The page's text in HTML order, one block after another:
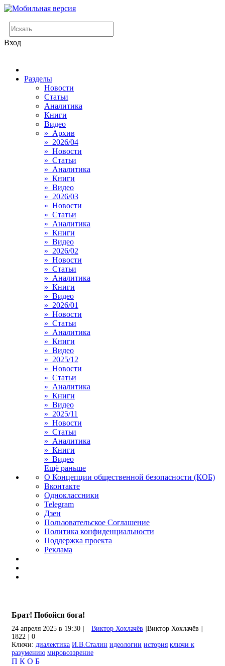
Вход
Разделы
Новости
Статьи
Аналитика
Книги
Видео
» Архив
» 2026/04
» Новости
» Статьи
» Аналитика
» Книги
» Видео
» 2026/03
» Новости
» Статьи
» Аналитика
» Книги
» Видео
» 2026/02
» Новости
» Статьи
» Аналитика
» Книги
» Видео
» 2026/01
» Новости
» Статьи
» Аналитика
» Книги
» Видео
» 2025/12
» Новости
» Статьи
» Аналитика
» Книги
» Видео
» 2025/11
» Новости
» Статьи
» Аналитика
» Книги
» Видео
Ещё раньше
О Концепции общественной безопасности (КОБ)
Вконтакте
Одноклассники
Telegram
Дзен
Пользовательское Соглашение
Политика конфиденциальности
Поддержка проекта
Реклама
Брат! Побойся бога!
24 апреля 2025 в 19:30 Виктор Хохлачёв Виктор Хохлачёв
1822
0
Ключи: диалектика И.В.Сталин идеологии история ключи к
разумению мировоззрение
П К О Б